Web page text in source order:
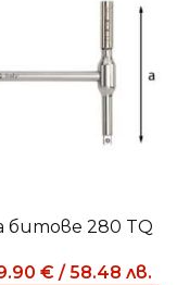
битове 280 TQ
€ /58.48лв.